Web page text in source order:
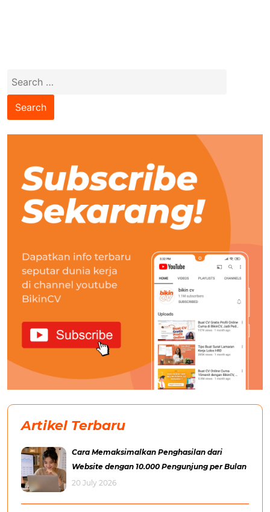
Search
Artikel Terbaru
Cara Memaksimalkan Penghasilan dari
Website dengan 10.000 Pengunjung per Bulan
20 July 2026